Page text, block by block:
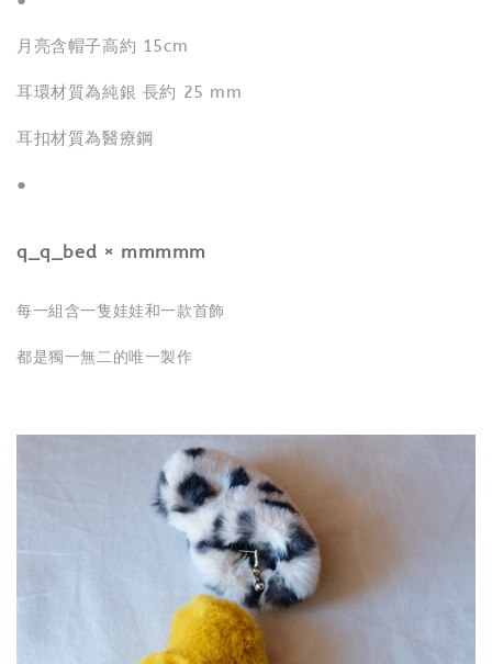
月亮含帽子高約 15cm
耳環材質為純銀 長約 25 mm
耳扣材質為醫療鋼
●
q_q_bed × mmmmm
每一組含一隻娃娃和一款首飾
都是獨一無二的唯一製作